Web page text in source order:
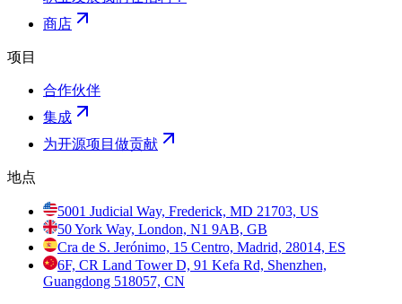
商店
项目
合作伙伴
集成
为开源项目做贡献
地点
5001 Judicial Way, Frederick, MD 21703, US
50 York Way, London, N1 9AB, GB
Cra de S. Jerónimo, 15 Centro, Madrid, 28014, ES
6F, CR Land Tower D, 91 Kefa Rd, Shenzhen,
Guangdong 518057, CN